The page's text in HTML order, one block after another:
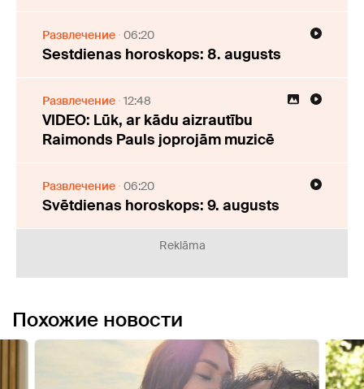
Развлечение 06:20
Sestdienas horoskops: 8. augusts
Развлечение 12:48
VIDEO: Lūk, ar kādu aizrautību
Raimonds Pauls joprojām muzicē
Развлечение 06:20
Svētdienas horoskops: 9. augusts
Reklāma
Похожие новости